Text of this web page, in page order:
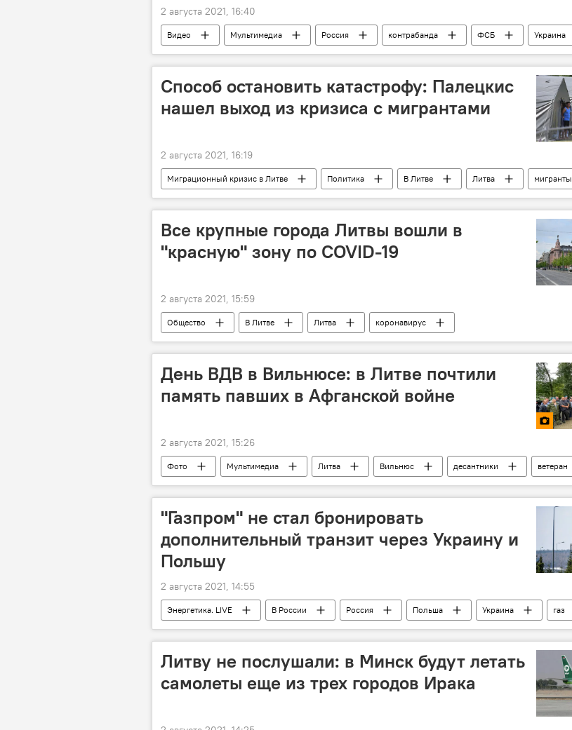
2 августа 2021, 16:40
Видео Мультимедиа Россия контрабанда ФСБ Украина
Способ остановить катастрофу: Палецкис
нашел выход из кризиса с мигрантами
2 августа 2021, 16:19
Миграционный кризис в Литве Политика В Литве Литва
мигранты
Альгирдас Палецкис
Все крупные города Литвы вошли в
"красную" зону по COVID-19
2 августа 2021, 15:59
Общество В Литве Литва
коронавирус
Пандемия коронавируса в Литве и других странах
День ВДВ в Вильнюсе: в Литве почтили
память павших в Афганской войне
2 августа 2021, 15:26
Фото Мультимедиа Литва Вильнюс десантники ветеран
"Газпром" не стал бронировать
дополнительный транзит через Украину и
Польшу
2 августа 2021, 14:55
Энергетика. LIVE В России Россия Польша Украина
газ
"Газпром"
природный газ
Литву не послушали: в Минск будут летать
самолеты еще из трех городов Ирака